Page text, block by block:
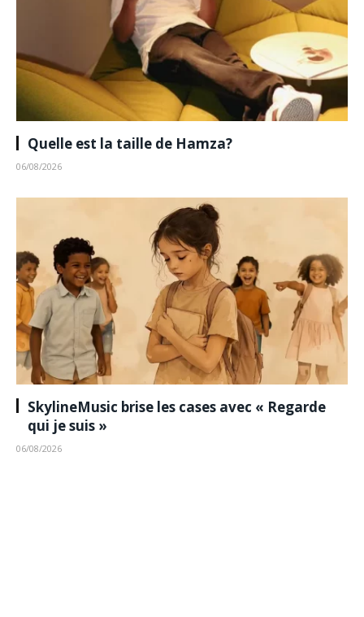
Quelle est la taille de Hamza?
06/08/2026
SkylineMusic brise les cases avec « Regarde
qui je suis »
06/08/2026